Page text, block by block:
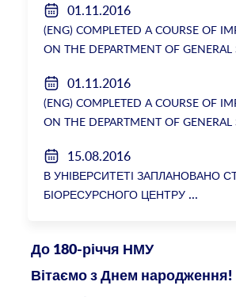
ректорки НМУ Катерини Амосової
01.11.2016
(ENG) COMPLETED A COURSE OF
ON THE DEPARTMENT OF
01.11.2016
(ENG) COMPLETED A COURSE OF
ON THE DEPARTMENT OF
15.08.2016
В УНІВЕРСИТЕТІ ЗАПЛАНОВАНО
БІОРЕСУРСНОГО ЦЕНТРУ
До 180-річчя НМУ
Вітаємо з Днем народження!